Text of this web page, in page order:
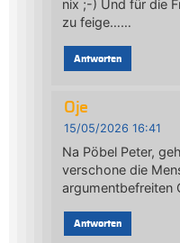
nix ;-) Und für die
zu feige……
Antworten
Oje
15/05/2026 16:41
Na Pöbel Peter,
verschone die
argumentbefreiten
Antworten